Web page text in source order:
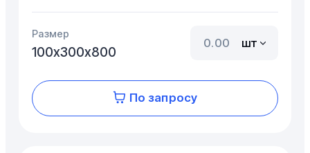
Размер
100х300х800
шт
По запросу